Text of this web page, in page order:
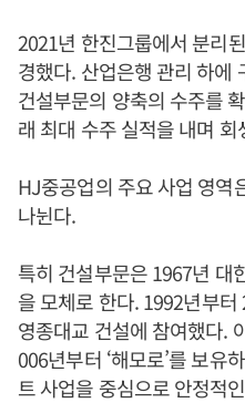
2021년 한진그룹에서 분리
경했다. 산업은행 관리 하에
건설부문의 양축의 수주를
래 최대 수주 실적을 내며 회
HJ중공업의 주요 사업 영역
나뉜다.
특히 건설부문은 1967년 대
을 모체로 한다. 1992년부
영종대교 건설에 참여했다.
006년부터 ‘해모로’를 보유
트 사업을 중심으로 안정적